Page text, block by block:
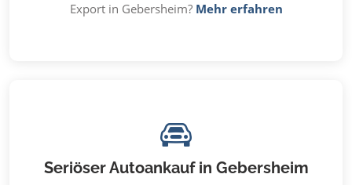
Export in Gebersheim? Mehr erfahren
Seriöser Autoankauf in Gebersheim